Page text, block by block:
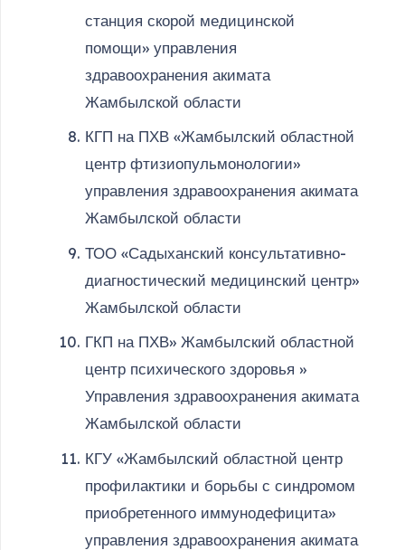
станция скорой медицинской
помощи» управления
здравоохранения акимата
Жамбылской области
КГП на ПХВ «Жамбылский областной
центр фтизиопульмонологии»
управления здравоохранения акимата
Жамбылской области
ТОО «Садыханский консультативно-
диагностический медицинский центр»
Жамбылской области
ГКП на ПХВ» Жамбылский областной
центр психического здоровья »
Управления здравоохранения акимата
Жамбылской области
КГУ «Жамбылский областной центр
профилактики и борьбы с синдромом
приобретенного иммунодефицита»
управления здравоохранения акимата